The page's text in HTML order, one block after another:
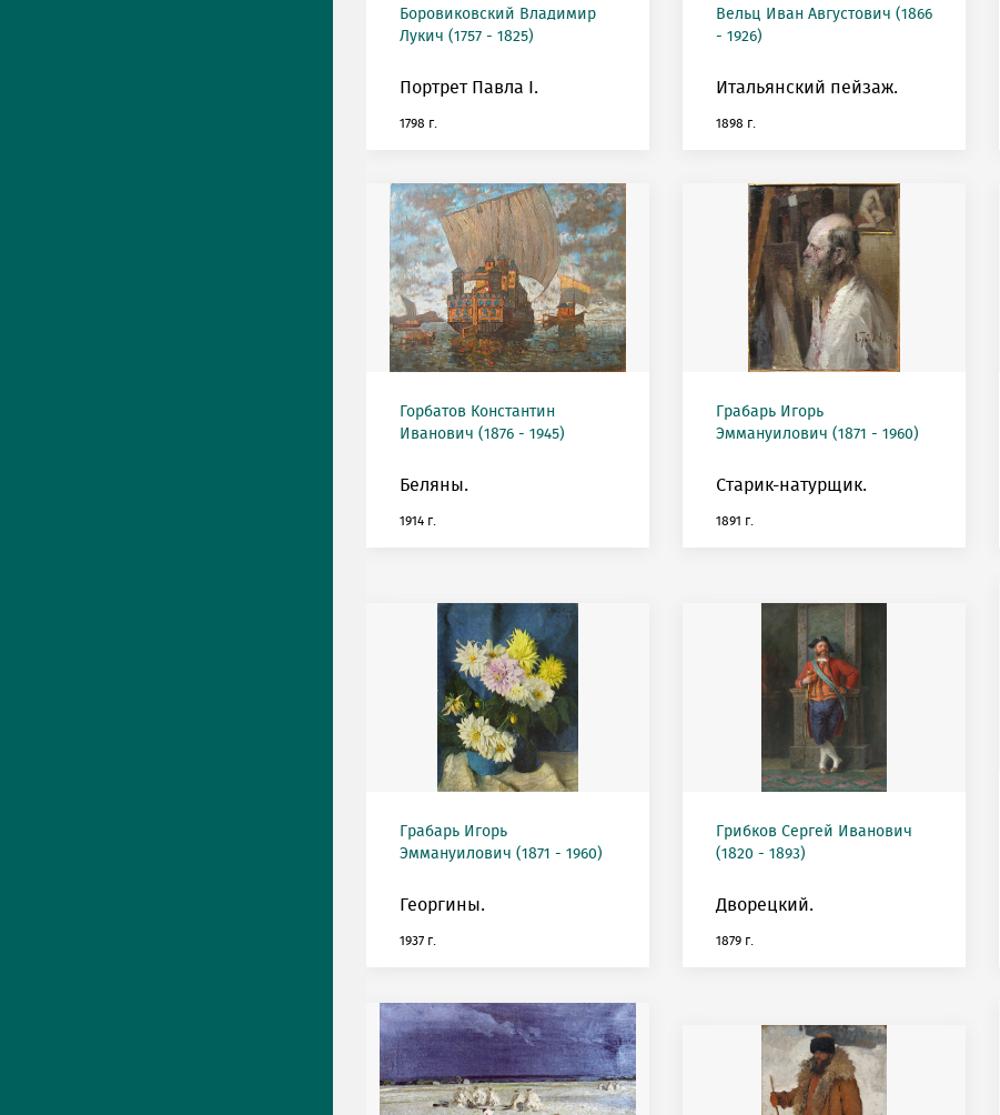
Боровиковский Владимир
Лукич (1757 - 1825)
Портрет Павла I.
1798 г.
Вельц Иван Августович (1866
- 1926)
Итальянский пейзаж.
1898 г.
Горбатов Константин
Иванович (1876 - 1945)
Беляны.
1914 г.
Грабарь Игорь
Эммануилович (1871 - 1960)
Старик-натурщик.
1891 г.
Грабарь Игорь
Эммануилович (1871 - 1960)
Георгины.
1937 г.
Грибков Сергей Иванович
(1820 - 1893)
Дворецкий.
1879 г.